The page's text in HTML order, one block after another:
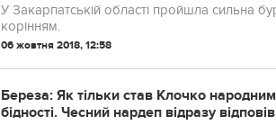
У Закарпатській області пройшла сильна
корінням.
06 жовтня 2018, 12:58
Береза: Як тільки став Клочко
бідності. Чесний нардеп відразу